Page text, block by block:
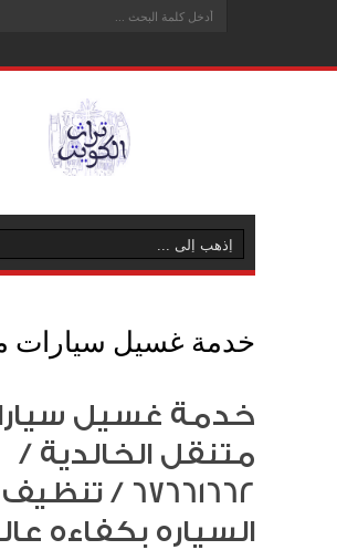
خدمة غسيل سيارات
خدمة غسيل
متنقل الخالدية /
67661662 / تنظيف
السياره بكفاءه